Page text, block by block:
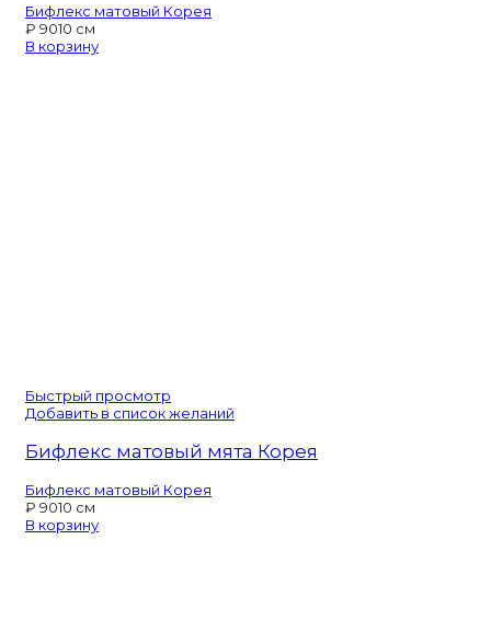
Бифлекс матовый Корея
₽ 9010 см
В корзину
Быстрый просмотр
Добавить в список желаний
Бифлекс матовый мята Корея
Бифлекс матовый Корея
₽ 9010 см
В корзину